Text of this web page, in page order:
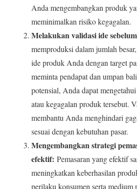
Anda mengembangkan produk
meminimalkan risiko kegagalan.
Melakukan validasi ide
memproduksi dalam jumlah
ide produk Anda dengan target
meminta pendapat dan umpan
potensial, Anda dapat
atau kegagalan produk tersebut.
membantu Anda menghindari
sesuai dengan kebutuhan pasar.
Mengembangkan strategi
efektif: Pemasaran yang efektif
meningkatkan keberhasilan
perilaku konsumen serta medium